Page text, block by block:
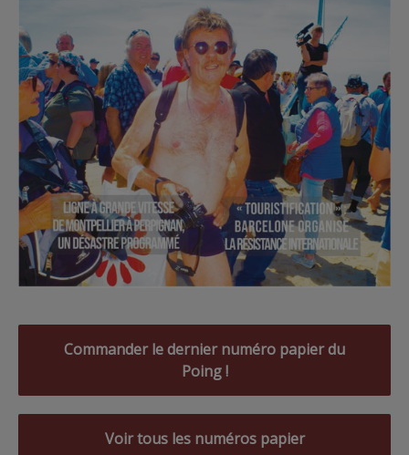
Commander le dernier numéro papier du
Poing !
Voir tous les numéros papier